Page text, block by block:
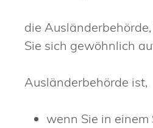
die
Sie sich gewöhnlich
Ausländerbehörde ist,
wenn Sie in